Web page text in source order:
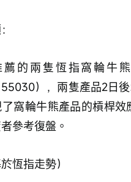
薦的兩隻恆指窩輪牛
55030），兩隻產品2日
窩輪牛熊產品的槓桿
參考復盤。
恆指走勢）